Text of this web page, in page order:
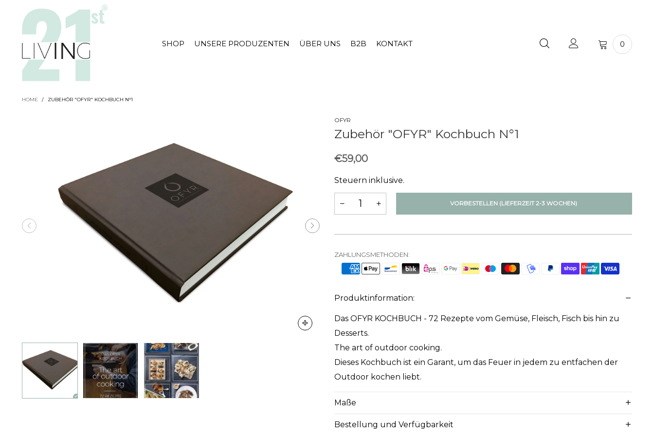
SHOP UNSERE PRODUZENTEN ÜBER UNS B2B KONTAKT 0
HOME / ZUBEHÖR "OFYR" KOCHBUCH N°1
OFYR
Zubehör "OFYR" Kochbuch N°1
€59,00
Steuern inklusive.
VORBESTELLEN (LIEFERZEIT 2-3 WOCHEN)
ZAHLUNGSMETHODEN:
Produktinformation:
Das OFYR KOCHBUCH - 72 Rezepte vom Gemüse, Fleisch, Fisch bis hin zu
Desserts.
The art of outdoor cooking.
Dieses Kochbuch ist ein Garant, um das Feuer in jedem zu entfachen der
Outdoor kochen liebt.
Maße
Bestellung und Verfügbarkeit